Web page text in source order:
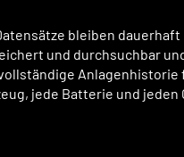
bleiben dauerhaft
und durchsuchbar
Anlagenhistorie
jede Batterie und jeden